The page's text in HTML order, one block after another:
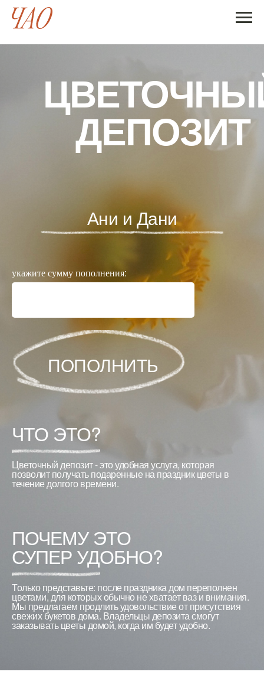
ЧТО ЭТО?
Цветочный депозит - это удобная услуга, которая
позволит получать подаренные на праздник цветы в
течение долгого времени.
укажите сумму пополнения:
ПОЧЕМУ ЭТО
СУПЕР УДОБНО?
Только представьте: после праздника дом переполнен
цветами, для которых обычно не хватает ваз и внимания.
Мы предлагаем продлить удовольствие от присутствия
свежих букетов дома. Владельцы депозита смогут
заказывать цветы домой, когда им будет удобно.
ДЕПОЗИТ
ПОПОЛНИТЬ
Ани и Дани